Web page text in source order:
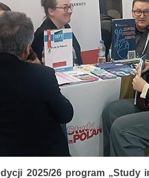
2025/26 program „Study